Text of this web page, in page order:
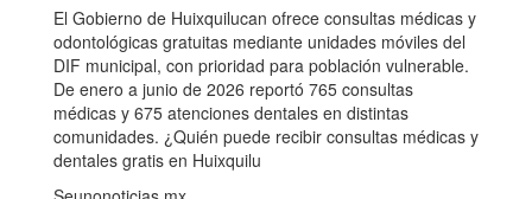
El Gobierno de Huixquilucan ofrece consultas médicas y
odontológicas gratuitas mediante unidades móviles del
DIF municipal, con prioridad para población vulnerable.
De enero a junio de 2026 reportó 765 consultas
médicas y 675 atenciones dentales en distintas
comunidades. ¿Quién puede recibir consultas médicas y
dentales gratis en Huixquilu